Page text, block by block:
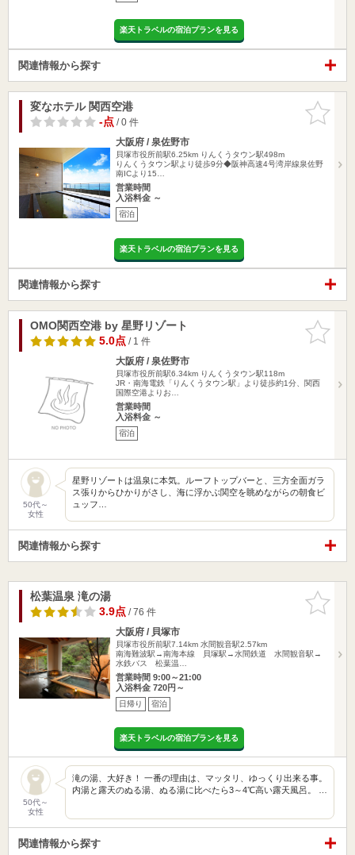
楽天トラベルの宿泊プランを見る
関連情報から探す
お気に入
りに追加
変なホテル 関西空港
-点/ 0 件
大阪府 / 泉佐野市
貝塚市役所前駅6.25km りんくうタウン駅498m
りんくうタウン駅より徒歩9分◆阪神高速4号湾岸線泉佐野
南ICより15…
営業時間
入浴料金 ～
宿泊
楽天トラベルの宿泊プランを見る
関連情報から探す
お気に入
りに追加
OMO関西空港 by 星野リゾート
5.0点/ 1 件
大阪府 / 泉佐野市
貝塚市役所前駅6.34km りんくうタウン駅118m
JR・南海電鉄「りんくうタウン駅」より徒歩約1分、関西
国際空港よりお…
営業時間
入浴料金 ～
宿泊
50代～
女性
星野リゾートは温泉に本気。ルーフトップバーと、三方全面ガラ
ス張りからひかりがさし、海に浮かぶ関空を眺めながらの朝食ビ
ュッフ…
関連情報から探す
お気に入
りに追加
松葉温泉 滝の湯
3.9点/ 76 件
大阪府 / 貝塚市
貝塚市役所前駅7.14km 水間観音駅2.57km
南海難波駅→南海本線 貝塚駅→水間鉄道 水間観音駅→
水鉄バス 松葉温…
営業時間 9:00～21:00
入浴料金 720円～
日帰り 宿泊
楽天トラベルの宿泊プランを見る
50代～
女性
滝の湯、大好き！ 一番の理由は、マッタリ、ゆっくり出来る事。
内湯と露天のぬる湯、ぬる湯に比べたら3～4℃高い露天風呂。 …
関連情報から探す